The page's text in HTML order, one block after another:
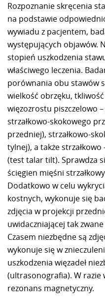
Rozpoznanie skręcenia
na podstawie
wywiadu z pacjentem,
występujących objawów.
stopień uszkodzenia
właściwego leczenia.
porównania obu stawów
wielkość obrzęku,
więzozrostu piszczelowo –
strzałkowo-skokowego
przedniej), strzałkowo-
tylnej), a także
(test talar tilt). Sprawdza
ścięgien mięśni
Dodatkowo w celu
kostnych, wykonuje się
zdjęcia w projekcji
uwidaczniającej tak
Czasem niezbędne są
wykonuje się w
uszkodzenia więzadeł
(ultrasonografia). W razie
rezonans magnetyczny.